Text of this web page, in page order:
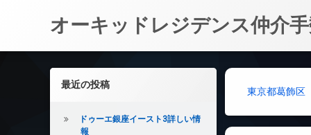
オーキッドレジデンス仲介
東京都葛飾区
左サイドバー
最近の投稿
ドゥーエ銀座イースト3詳しい情
報